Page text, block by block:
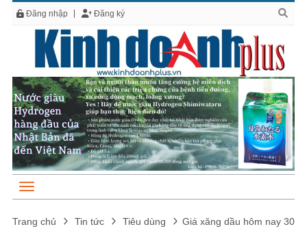
Đăng nhập Đăng ký
Trang chủ Tin tức Tiêu dùng Giá xăng dầu hôm nay 30/